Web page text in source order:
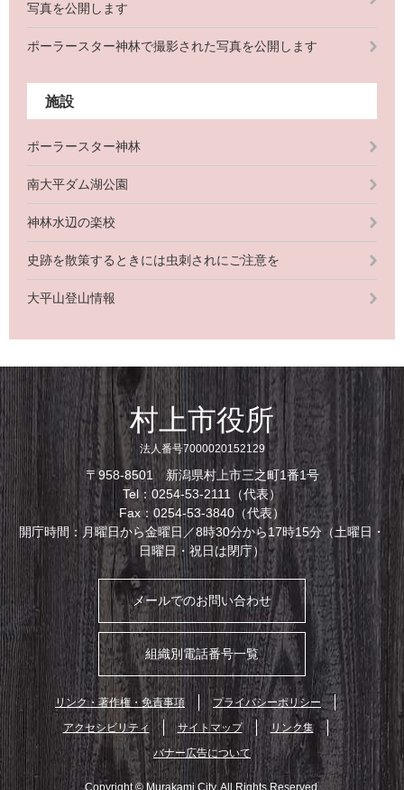
写真を公開します
ポーラースター神林で撮影された写真を公開します
施設
ポーラースター神林
南大平ダム湖公園
神林水辺の楽校
史跡を散策するときには虫刺されにご注意を
大平山登山情報
村上市役所
法人番号7000020152129
〒958-8501 新潟県村上市三之町1番1号
Tel：0254-53-2111（代表）
Fax：0254-53-3840（代表）
開庁時間：月曜日から金曜日／8時30分から17時15分（土曜日・
日曜日・祝日は閉庁）
メールでのお問い合わせ
組織別電話番号一覧
リンク・著作権・免責事項
プライバシーポリシー
アクセシビリティ
サイトマップ
リンク集
バナー広告について
Copyright © Murakami City. All Rights Reserved.